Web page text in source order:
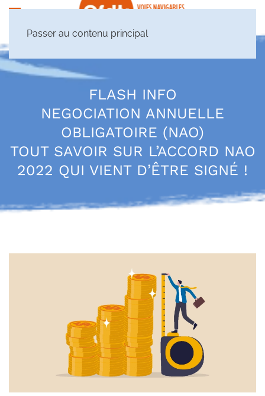
Passer au contenu principal
FLASH INFO
NEGOCIATION ANNUELLE
OBLIGATOIRE (NAO)
TOUT SAVOIR SUR L’ACCORD NAO
2022 QUI VIENT D’ÊTRE SIGNÉ !